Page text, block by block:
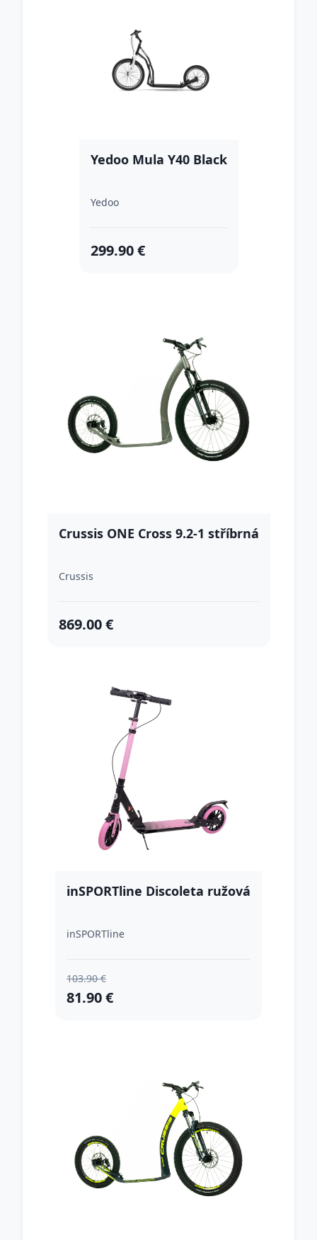
Yedoo Mula Y40 Black
Yedoo
299.90 €
Crussis ONE Cross 9.2-1 stříbrná
Crussis
869.00 €
inSPORTline Discoleta ružová
inSPORTline
103.90 €
81.90 €